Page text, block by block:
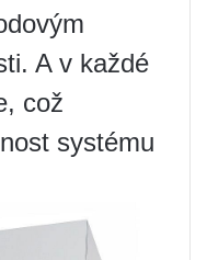
A v každé
což
systému